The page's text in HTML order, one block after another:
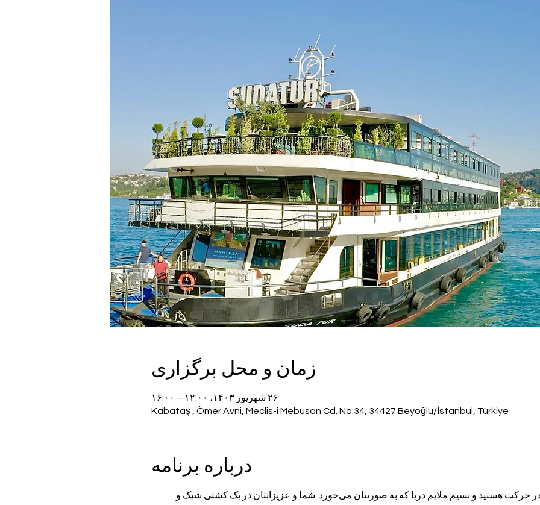
زمان و محل برگزاری
۲۶ شهریور ۱۴۰۳، ۱۲:۰۰ – ۱۶:۰۰
Kabataş , Ömer Avni, Meclis-i Mebusan Cd. No:34, 34427 Beyoğlu/İstanbul, Türkiye
درباره برنامه
تصور کنید، بر روی آب‌های آرام در حرکت هستید و نسیم ملایم دریا که به صورتتان می‌خورد. شما و عزیزانتان در یک کشتی شیک و